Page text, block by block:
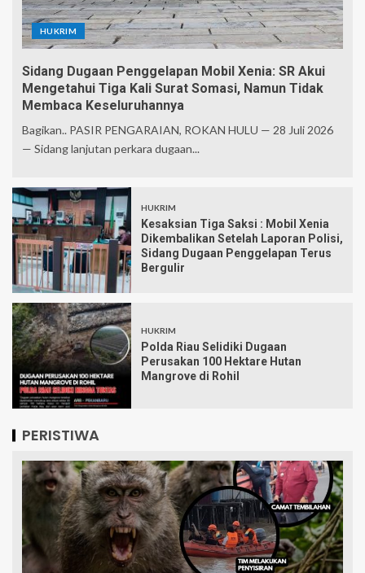
HUKRIM
Sidang Dugaan Penggelapan Mobil Xenia: SR Akui
Mengetahui Tiga Kali Surat Somasi, Namun Tidak
Membaca Keseluruhannya
Bagikan.. PASIR PENGARAIAN, ROKAN HULU — 28 Juli 2026
— Sidang lanjutan perkara dugaan...
HUKRIM
Kesaksian Tiga Saksi : Mobil Xenia
Dikembalikan Setelah Laporan Polisi,
Sidang Dugaan Penggelapan Terus
Bergulir
HUKRIM
Polda Riau Selidiki Dugaan
Perusakan 100 Hektare Hutan
Mangrove di Rohil
PERISTIWA